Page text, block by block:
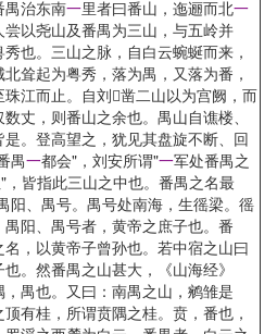
治东南一里者曰番山，迤逦而北一
以尧山及番禺为三山，与五岭并
也。三山之脉，自白云蜿蜒而来，
耸起为粤秀，落为禺，又落为番，
江而止。自刘凿二山以为宫阙，而
丈，则番山之余也。禺山自谯楼、
是。登高望之，犹见其盘旋不断、回
禺一都会"，刘安所谓"一军处番禺之
皆指此三山之中也。番禺之名最
阳、禺号。禺号处南海，生徭梁。徭
阳、禺号者，黄帝之庶子也。番
，以黄帝子曾孙也。若中宿之山曰
。然番禺之山甚大，《山海经》
禺也。又曰：南禺之山，鹓雏是
有桂，所谓贲隅之桂。贲，番也，